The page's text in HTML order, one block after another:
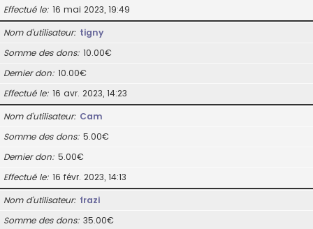
Effectué le 16 mai 2023, 19:49
Nom d’utilisateur tigny
Somme des dons 10.00€
Dernier don 10.00€
Effectué le 16 avr. 2023, 14:23
Nom d’utilisateur Cam
Somme des dons 5.00€
Dernier don 5.00€
Effectué le 16 févr. 2023, 14:13
Nom d’utilisateur frazi
Somme des dons 35.00€